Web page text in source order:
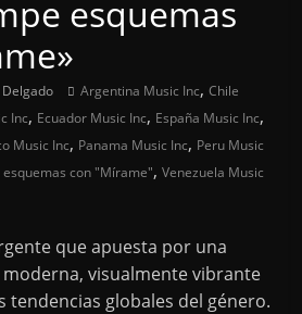
esquemas
Argentina Music Inc,Chile
Inc, Ecuador Music Inc, España Music Inc,
Music Inc, Panama Music Inc, Peru Music
con "Mírame",Venezuela Music
que apuesta por una
visualmente vibrante
tendencias globales del género.